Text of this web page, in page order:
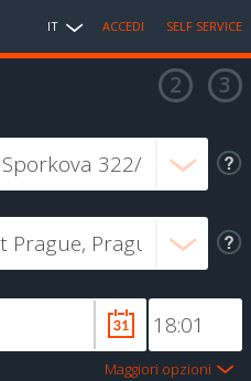
IT ACCEDI SELF SERVICE
Maggiori opzioni